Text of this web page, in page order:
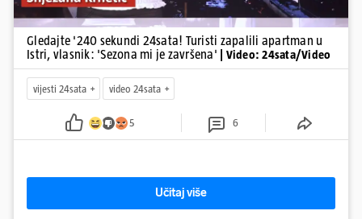
Gledajte '240 sekundi 24sata! Turisti zapalili apartman u
Istri, vlasnik: 'Sezona mi je završena'
| Video: 24sata/Video
vijesti 24sata video 24sata
5 6
Učitaj više